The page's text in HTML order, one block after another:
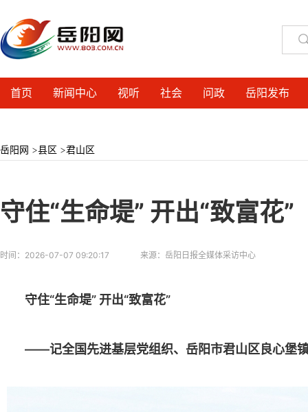
首页 新闻中心 视听 社会 问政 岳阳发布
岳阳网 >县区 >君山区
守住“生命堤” 开出“致富花”
时间： 2026-07-07 09:20:17 来源： 岳阳日报全媒体采访中心
守住“生命堤” 开出“致富花”
——记全国先进基层党组织、岳阳市君山区良心堡